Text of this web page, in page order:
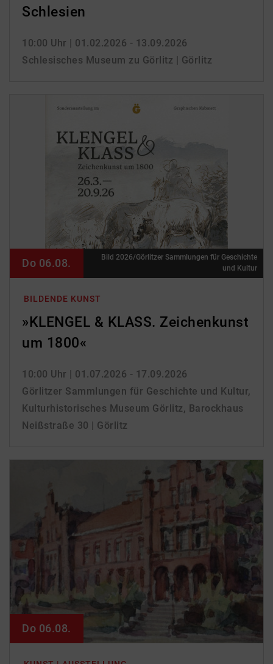
Schlesien
10:00 Uhr | 01.02.2026 - 13.09.2026
Schlesisches Museum zu Görlitz | Görlitz
BILDENDE KUNST
»KLENGEL & KLASS. Zeichenkunst
um 1800«
10:00 Uhr | 01.07.2026 - 17.09.2026
Görlitzer Sammlungen für Geschichte und Kultur,
Kulturhistorisches Museum Görlitz, Barockhaus
Neißstraße 30 | Görlitz
Do 06.08.
Bild 2026/Görlitzer Sammlungen für Geschichte
und Kultur
Do 06.08.